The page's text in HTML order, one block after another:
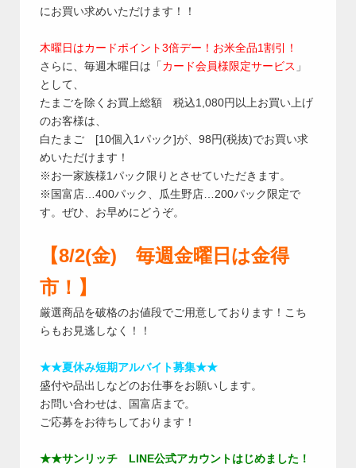
にお買い求めいただけます！！
木曜日はカードポイント3倍デー！お米全品1割引！
さらに、毎週木曜日は「カード会員様限定サービス 」
として、
たまごを除くお買上総額 税込1,080円以上お買い上げ
のお客様は、
白たまご [10個入1パック]が、98円(税抜)でお買い求
めいただけます！
※お一家族様1パック限りとさせていただきます。
※国富店…400パック、瓜生野店…200パック限定で
す。ぜひ、お早めにどうぞ。
【8/2(金) 毎週金曜日は金得
市！】
厳選商品を破格のお値段でご用意しております！こち
らもお見逃しなく！！
★★夏休み短期アルバイト募集★★
盛付や品出しなどのお仕事をお願いします。
お問い合わせは、国富店まで。
ご応募をお待ちしております！
★★サンリッチ LINE公式アカウントはじめました！